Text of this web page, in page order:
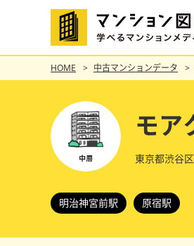
HOME 中古マンションデータ
モア
東京都渋谷
明治神宮前駅 原宿駅